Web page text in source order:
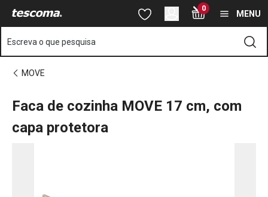
Está na página Faca de cozinha MOVE 17 cm, com capa
Saltar para o conteúdo principal
Saltar para a pesquisa
Saltar para a navegação 0
MENU
Escreva o que pesquisa
MOVE
Faca de cozinha MOVE 17 cm, com
capa protetora